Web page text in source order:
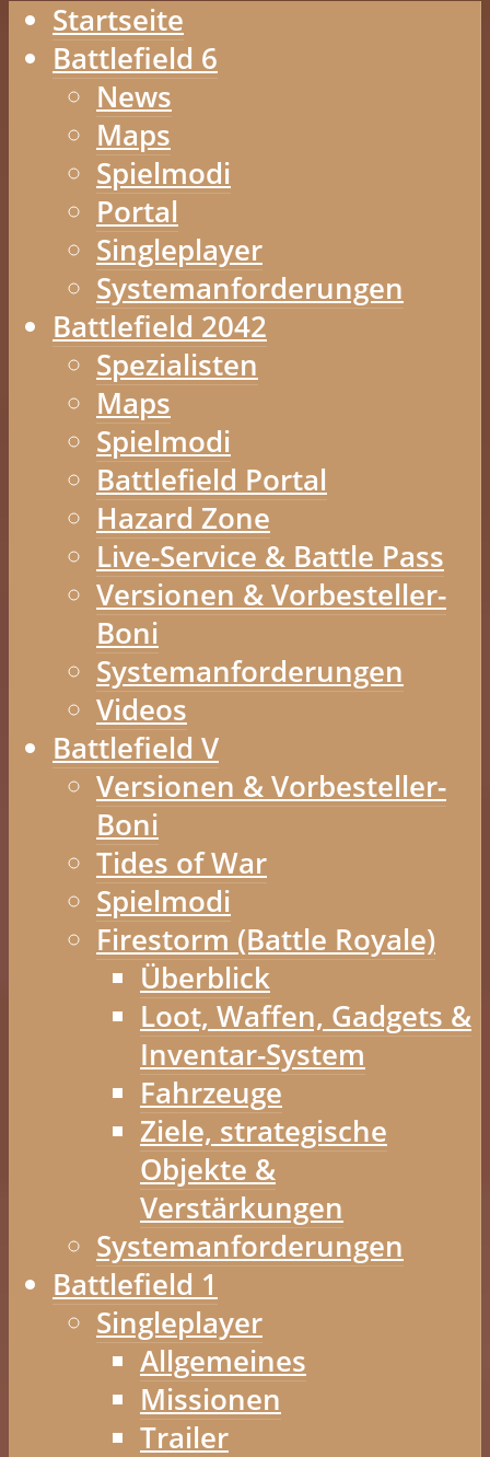
Startseite
Battlefield 6
News
Maps
Spielmodi
Portal
Singleplayer
Systemanforderungen
Battlefield 2042
Spezialisten
Maps
Spielmodi
Battlefield Portal
Hazard Zone
Live-Service & Battle Pass
Versionen & Vorbesteller-
Boni
Systemanforderungen
Videos
Battlefield V
Versionen & Vorbesteller-
Boni
Tides of War
Spielmodi
Firestorm (Battle Royale)
Überblick
Loot, Waffen, Gadgets &
Inventar-System
Fahrzeuge
Ziele, strategische
Objekte &
Verstärkungen
Systemanforderungen
Battlefield 1
Singleplayer
Allgemeines
Missionen
Trailer